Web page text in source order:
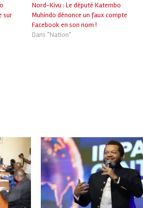
sur
Nord-Kivu : Le député Katembo
Muhindo dénonce un faux compte
Facebook en son nom !
Dans "Nation"